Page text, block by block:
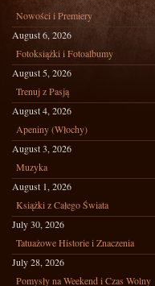
Nowości i Premiery
August 6, 2026
Fotoksiążki i Fotoalbumy
August 5, 2026
Trenuj z Pasją
August 4, 2026
Apeniny (Włochy)
August 3, 2026
Muzyka
August 1, 2026
Książki z Całego Świata
July 30, 2026
Tatuażowe Historie i Znaczenia
July 28, 2026
Pomysły na Weekend i Czas Wolny